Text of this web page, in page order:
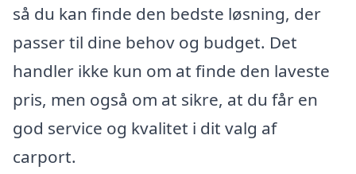
så du kan finde den bedste løsning, der
passer til dine behov og budget. Det
handler ikke kun om at finde den laveste
pris, men også om at sikre, at du får en
god service og kvalitet i dit valg af
carport.